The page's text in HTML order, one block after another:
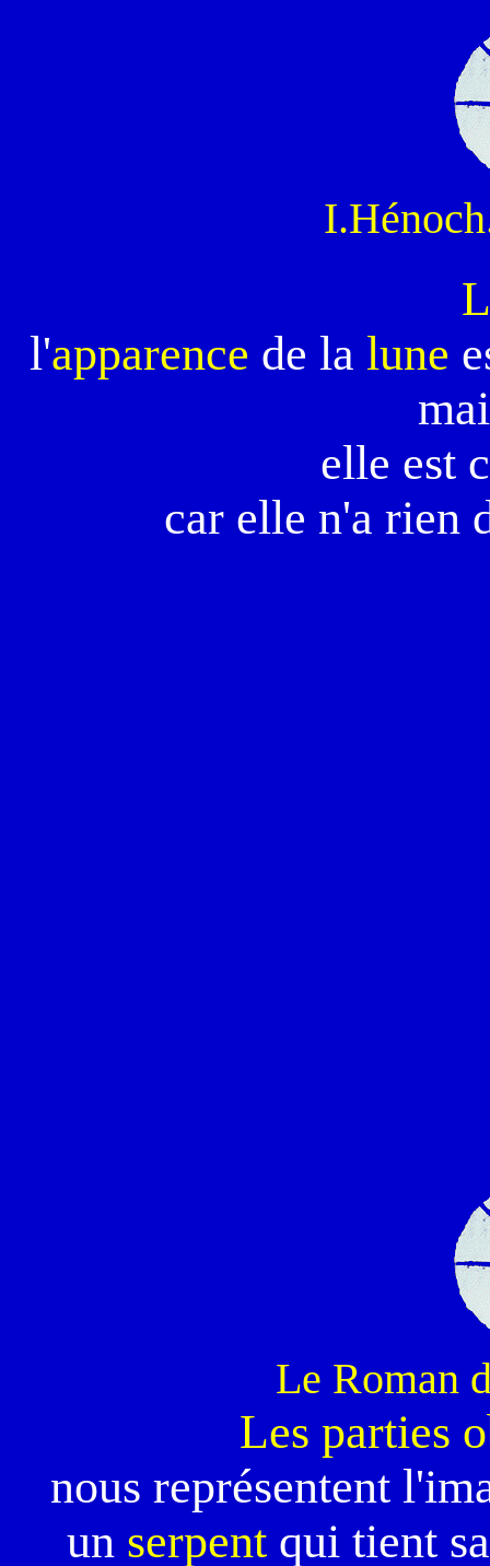
l'apparence de la lune
elle est
car elle n'a rien
Le Roman
Les parties
nous représentent
un serpentqui tient